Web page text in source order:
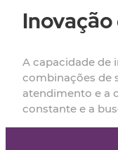
A capacidade de
combinações de
atendimento e a
constante e a